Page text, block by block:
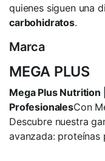
quienes siguen una
carbohidratos.
Marca
MEGA PLUS
Mega Plus
ProfesionalesCon
Descubre nuestra
avanzada: proteínas